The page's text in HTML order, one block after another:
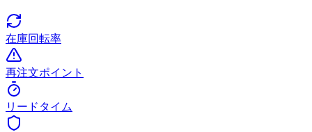
在庫回転率
再注文ポイント
リードタイム